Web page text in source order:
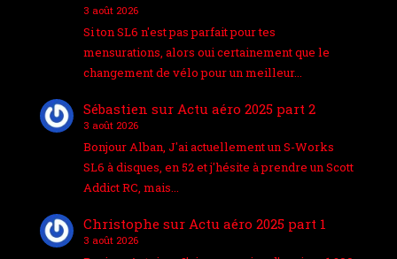
3 août 2026
Si ton SL6 n'est pas parfait pour tes
mensurations, alors oui certainement que le
changement de vélo pour un meilleur…
Sébastien sur Actu aéro 2025 part 2
3 août 2026
Bonjour Alban, J'ai actuellement un S-Works
SL6 à disques, en 52 et j'hésite à prendre un Scott
Addict RC, mais…
Christophesur Actu aéro 2025 part 1
3 août 2026